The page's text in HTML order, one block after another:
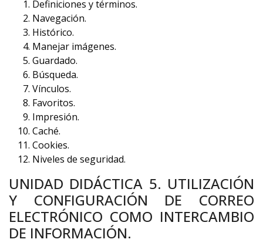
Definiciones y términos.
Navegación.
Histórico.
Manejar imágenes.
Guardado.
Búsqueda.
Vínculos.
Favoritos.
Impresión.
Caché.
Cookies.
Niveles de seguridad.
UNIDAD DIDÁCTICA 5. UTILIZACIÓN
Y CONFIGURACIÓN DE CORREO
ELECTRÓNICO COMO INTERCAMBIO
DE INFORMACIÓN.